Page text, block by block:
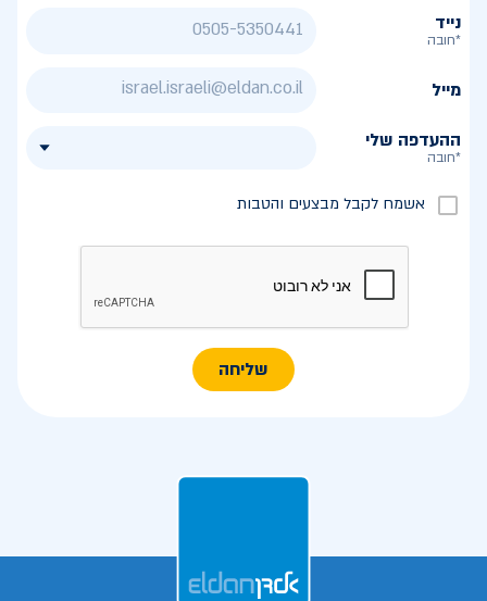
נייד
*חובה
מייל
ההעדפה שלי
*חובה
אשמח לקבל מבצעים והטבות
שליחה